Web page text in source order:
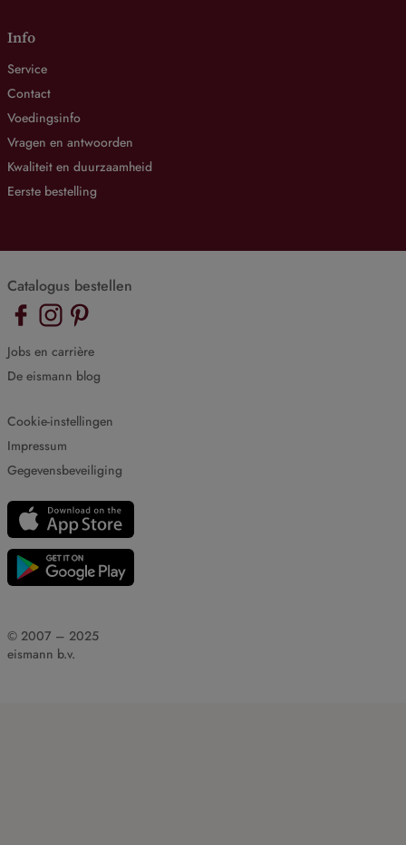
Info
Service
Contact
Voedingsinfo
Vragen en antwoorden
Kwaliteit en duurzaamheid
Eerste bestelling
Catalogus bestellen
Jobs en carrière
De eismann blog
Cookie-instellingen
Impressum
Gegevensbeveiliging
© 2007 – 2025
eismann b.v.